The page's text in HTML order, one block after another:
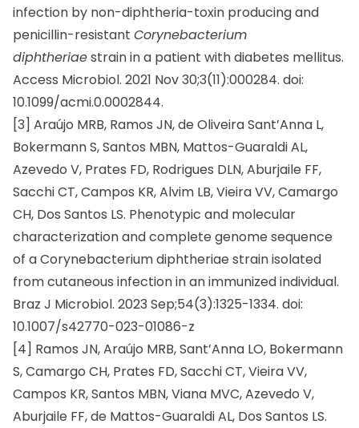
infection by non-diphtheria-toxin producing and
penicillin-resistant Corynebacterium
diphtheriaestrain in a patient with diabetes mellitus.
Access Microbiol. 2021 Nov 30;3(11):000284. doi:
10.1099/acmi.0.0002844.
[3] Araújo MRB, Ramos JN, de Oliveira Sant’Anna L,
Bokermann S, Santos MBN, Mattos-Guaraldi AL,
Azevedo V, Prates FD, Rodrigues DLN, Aburjaile FF,
Sacchi CT, Campos KR, Alvim LB, Vieira VV, Camargo
CH, Dos Santos LS. Phenotypic and molecular
characterization and complete genome sequence
of a Corynebacterium diphtheriae strain isolated
from cutaneous infection in an immunized individual.
Braz J Microbiol. 2023 Sep;54(3):1325-1334. doi:
10.1007/s42770-023-01086-z
[4] Ramos JN, Araújo MRB, Sant’Anna LO, Bokermann
S, Camargo CH, Prates FD, Sacchi CT, Vieira VV,
Campos KR, Santos MBN, Viana MVC, Azevedo V,
Aburjaile FF, de Mattos-Guaraldi AL, Dos Santos LS.